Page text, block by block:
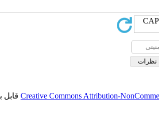
Creative Commons Attribution- قابل